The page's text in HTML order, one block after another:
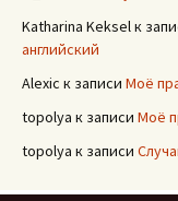
Katharina Kekselк
английский
Alexic к записи Моё
topolya к записи Моё
topolya к записи